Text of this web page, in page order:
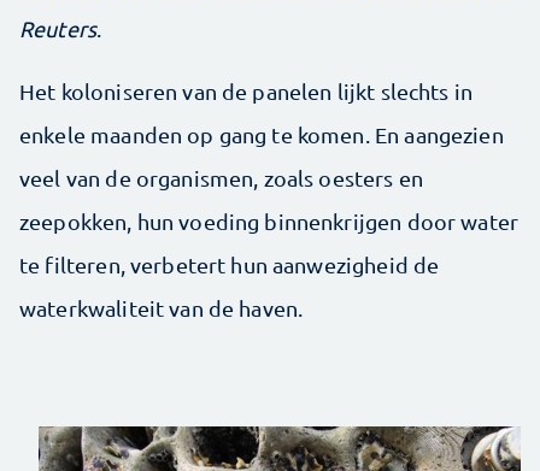
Reuters.
Het koloniseren van de panelen lijkt slechts in
enkele maanden op gang te komen. En aangezien
veel van de organismen, zoals oesters en
zeepokken, hun voeding binnenkrijgen door water
te filteren, verbetert hun aanwezigheid de
waterkwaliteit van de haven.